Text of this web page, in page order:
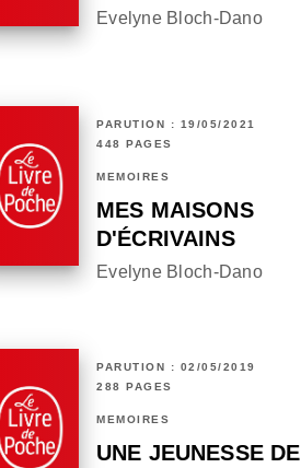
Evelyne Bloch-Dano
PARUTION : 19/05/2021
448 PAGES
MÉMOIRES
MES MAISONS
D'ÉCRIVAINS
Evelyne Bloch-Dano
PARUTION : 02/05/2019
288 PAGES
MÉMOIRES
UNE JEUNESSE DE